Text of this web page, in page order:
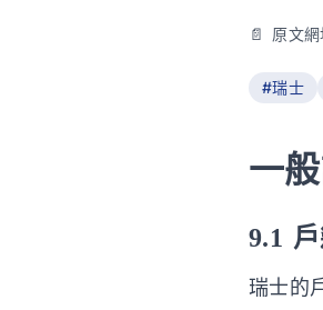
📄 原文網
#瑞士
一
9.1
瑞士的